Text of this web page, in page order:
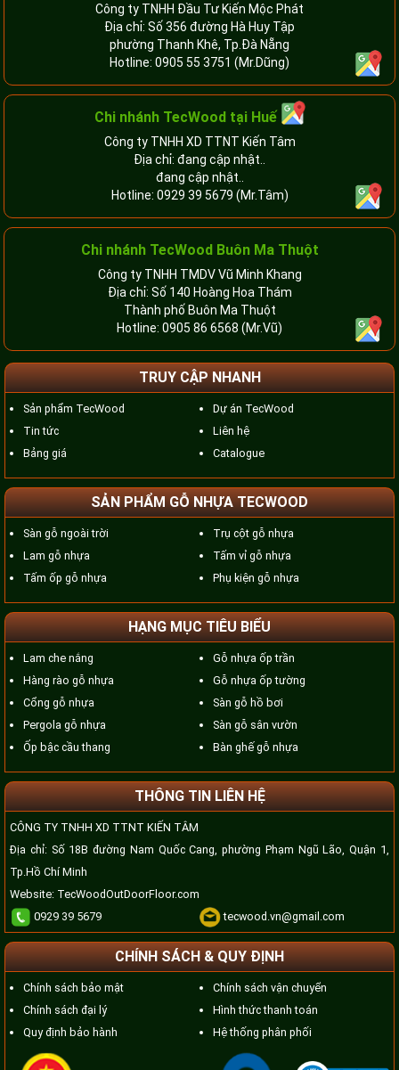
Công ty TNHH Đầu Tư Kiến Mộc Phát
Địa chỉ: Số 356 đường Hà Huy Tập
phường Thanh Khê, Tp.Đà Nẵng
Hotline: 0905 55 3751 (Mr.Dũng)
Chi nhánh TecWood tại Huế
Công ty TNHH XD TTNT Kiến Tâm
Địa chỉ: đang cập nhật..
đang cập nhật..
Hotline: 0929 39 5679 (Mr.Tâm)
Chi nhánh TecWood Buôn Ma Thuột
Công ty TNHH TMDV Vũ Minh Khang
Địa chỉ: Số 140 Hoàng Hoa Thám
Thành phố Buôn Ma Thuột
Hotline: 0905 86 6568 (Mr.Vũ)
TRUY CẬP NHANH
Sản phẩm TecWood
Tin tức
Bảng giá
Dự án TecWood
Liên hệ
Catalogue
SẢN PHẨM GỖ NHỰA TECWOOD
Sàn gỗ ngoài trời
Lam gỗ nhựa
Tấm ốp gỗ nhựa
Trụ cột gỗ nhựa
Tấm vỉ gỗ nhựa
Phụ kiện gỗ nhựa
HẠNG MỤC TIÊU BIỂU
Lam che nắng
Hàng rào gỗ nhựa
Cổng gỗ nhựa
Pergola gỗ nhựa
Ốp bậc cầu thang
Gỗ nhựa ốp trần
Gỗ nhựa ốp tường
Sàn gỗ hồ bơi
Sàn gỗ sân vườn
Bàn ghế gỗ nhựa
THÔNG TIN LIÊN HỆ
CÔNG TY TNHH XD TTNT KIẾN TÂM
Địa chỉ: Số 18B đường Nam Quốc Cang, phường Phạm Ngũ Lão, Quận 1,
Tp.Hồ Chí Minh
Website: TecWoodOutDoorFloor.com
0929 39 5679
tecwood.vn@gmail.com
CHÍNH SÁCH & QUY ĐỊNH
Chính sách bảo mật
Chính sách đại lý
Quy định bảo hành
Chính sách vận chuyển
Hình thức thanh toán
Hệ thống phân phối